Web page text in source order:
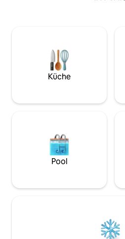
Routen aller Entfernungen,
Schlösser, Pferde, keltische
Küche
Pool